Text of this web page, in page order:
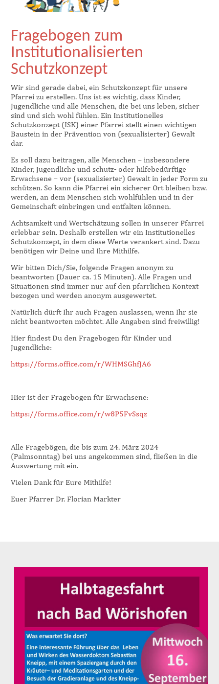
Fragebogen zum
Institutionalisierten
Schutzkonzept
Wir sind gerade dabei, ein Schutzkonzept für unsere
Pfarrei zu erstellen. Uns ist es wichtig, dass Kinder,
Jugendliche und alle Menschen, die bei uns leben, sicher
sind und sich wohl fühlen. Ein Institutionelles
Schutzkonzept (ISK) einer Pfarrei stellt einen wichtigen
Baustein in der Prävention von (sexualisierter) Gewalt
dar.
Es soll dazu beitragen, alle Menschen – insbesondere
Kinder, Jugendliche und schutz- oder hilfebedürftige
Erwachsene – vor (sexualisierter) Gewalt in jeder Form zu
schützen. So kann die Pfarrei ein sicherer Ort bleiben bzw.
werden, an dem Menschen sich wohlfühlen und in der
Gemeinschaft einbringen und entfalten können.
Achtsamkeit und Wertschätzung sollen in unserer Pfarrei
erlebbar sein. Deshalb erstellen wir ein Institutionelles
Schutzkonzept, in dem diese Werte verankert sind. Dazu
benötigen wir Deine und Ihre Mithilfe.
Wir bitten Dich/Sie, folgende Fragen anonym zu
beantworten (Dauer ca. 15 Minuten). Alle Fragen und
Situationen sind immer nur auf den pfarrlichen Kontext
bezogen und werden anonym ausgewertet.
Natürlich dürft Ihr auch Fragen auslassen, wenn Ihr sie
nicht beantworten möchtet. Alle Angaben sind freiwillig!
Hier findest Du den Fragebogen für Kinder und
Jugendliche:
https://forms.office.com/r/WHMSGhfJA6
Hier ist der Fragebogen für Erwachsene:
https://forms.office.com/r/w8P5FvSsqz
Alle Fragebögen, die bis zum 24. März 2024
(Palmsonntag) bei uns angekommen sind, fließen in die
Auswertung mit ein.
Vielen Dank für Eure Mithilfe!
Euer Pfarrer Dr. Florian Markter